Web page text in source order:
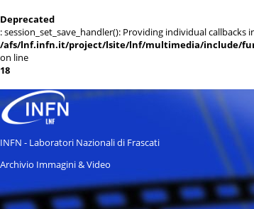
Deprecated
: session_set_save_handler(): Providing individual
/afs/lnf.infn.it/project/lsite/lnf/multimedia/include/
on line
18
INFN - Laboratori Nazionali di Frascati
Archivio Immagini & Video